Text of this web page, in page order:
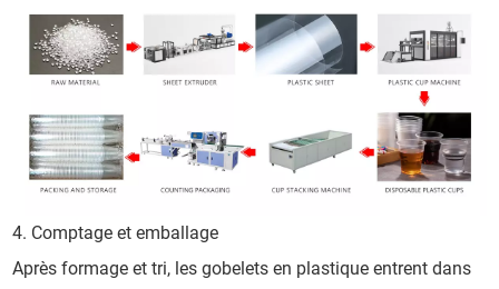
4. Comptage et emballage
Après formage et tri, les gobelets en plastique entrent dans